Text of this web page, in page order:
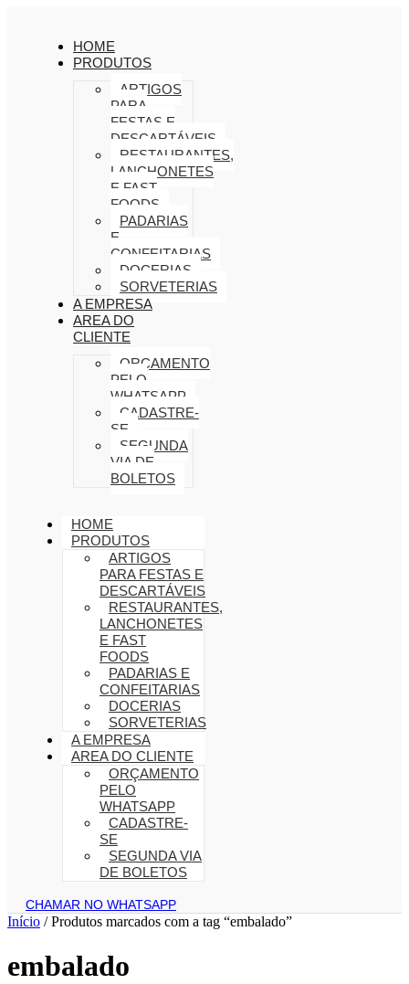
HOME
PRODUTOS
ARTIGOS
PARA
FESTAS E
DESCARTÁVEIS
RESTAURANTES,
LANCHONETES
E FAST
FOODS
PADARIAS
E
CONFEITARIAS
DOCERIAS
SORVETERIAS
A EMPRESA
AREA DO
CLIENTE
ORÇAMENTO
PELO
WHATSAPP
CADASTRE-
SE
SEGUNDA
VIA DE
BOLETOS
HOME
PRODUTOS
ARTIGOS
PARA FESTAS E
DESCARTÁVEIS
RESTAURANTES,
LANCHONETES
E FAST
FOODS
PADARIAS E
CONFEITARIAS
DOCERIAS
SORVETERIAS
A EMPRESA
AREA DO CLIENTE
ORÇAMENTO
PELO
WHATSAPP
CADASTRE-
SE
SEGUNDA VIA
DE BOLETOS
CHAMAR NO WHATSAPP
Início / Produtos marcados com a tag “embalado”
embalado